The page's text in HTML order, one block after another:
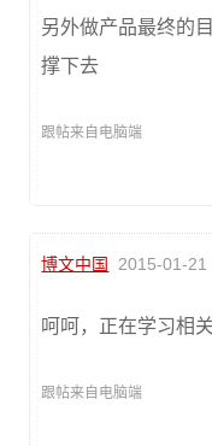
另外做产品最终的
撑下去
跟帖来自电脑端
博文中国 2015-01-21
呵呵，正在学习相
跟帖来自电脑端